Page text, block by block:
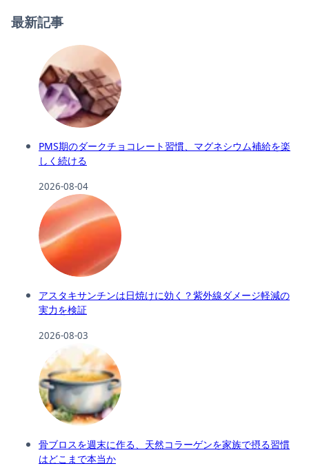
最新記事
PMS期のダークチョコレート習慣、マグネシウム補給を楽
しく続ける
2026-08-04
アスタキサンチンは日焼けに効く？紫外線ダメージ軽減の
実力を検証
2026-08-03
骨ブロスを週末に作る、天然コラーゲンを家族で摂る習慣
はどこまで本当か